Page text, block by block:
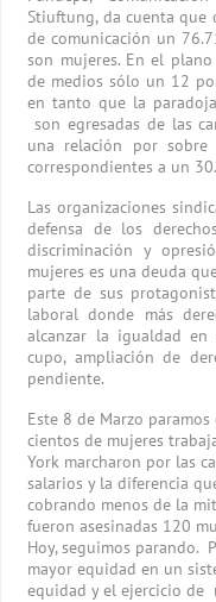
Stiuftung, da cuenta que
de comunicación un
son mujeres. En el
de medios sólo un 12
en tanto que la
son egresadas de las
una relación por sobre
correspondientes a un
Las organizaciones
defensa de los
discriminación y
mujeres es una deuda
parte de sus
laboral donde más
alcanzar la igualdad
cupo, ampliación de
pendiente.
Este 8 de Marzo
cientos de mujeres
York marcharon por las
salarios y la diferencia
cobrando menos de la
fueron asesinadas 120
Hoy, seguimos parando.
mayor equidad en un
equidad y el ejercicio de